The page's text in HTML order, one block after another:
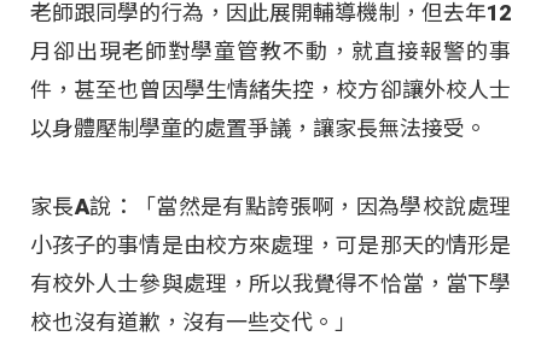
老師跟同學的行為，因此展開輔導機制，但去年12
月卻出現老師對學童管教不動，就直接報警的事
件，甚至也曾因學生情緒失控，校方卻讓外校人士
以身體壓制學童的處置爭議，讓家長無法接受。
家長A說：「當然是有點誇張啊，因為學校說處理
小孩子的事情是由校方來處理，可是那天的情形是
有校外人士參與處理，所以我覺得不恰當，當下學
校也沒有道歉，沒有一些交代。」